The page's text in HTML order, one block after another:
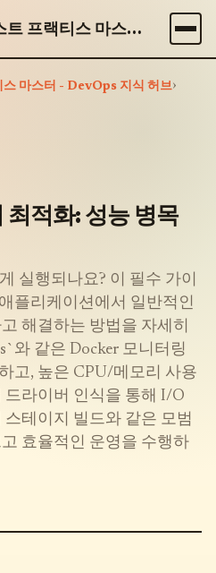
DevOps 도구 및 베스트 프랙티스 마스터 - DevOps 지식 허브
마스터 - DevOps 지식 허브›
적화: 성능 병목
실행되나요? 이 필수 가이
플리케이션에서 일반적인
해결하는 방법을 자세히
와 같은 Docker 모니터링
고, 높은 CPU/메모리 사용
드라이버 인식을 통해 I/O
테이지 빌드와 같은 모범
효율적인 운영을 수행하